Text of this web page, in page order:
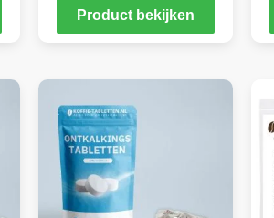
Product bekijken